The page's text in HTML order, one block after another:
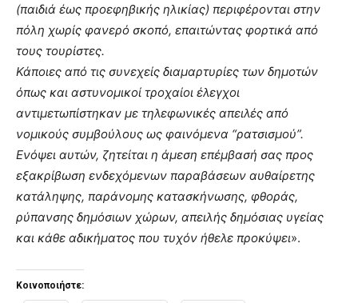
(παιδιά έως προεφηβικής ηλικίας) περιφέρονται στην
πόλη χωρίς φανερό σκοπό, επαιτώντας φορτικά από
τους τουρίστες.
Κάποιες από τις συνεχείς διαμαρτυρίες των δημοτών
όπως και αστυνομικοί τροχαίοι έλεγχοι
αντιμετωπίστηκαν με τηλεφωνικές απειλές από
νομικούς συμβούλους ως φαινόμενα “ρατσισμού”.
Ενόψει αυτών, ζητείται η άμεση επέμβασή σας προς
εξακρίβωση ενδεχόμενων παραβάσεων αυθαίρετης
κατάληψης, παράνομης κατασκήνωσης, φθοράς,
ρύπανσης δημόσιων χώρων, απειλής δημόσιας υγείας
και κάθε αδικήματος που τυχόν ήθελε προκύψει».
Κοινοποιήστε: